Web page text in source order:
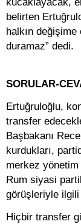
belirten
halkın değişime
duramaz” dedi.
SORULAR-
Ertuğruloğlu,
transfer
Başbakanı
kurdukları,
merkez yönetim
Rum siyasi
görüşleriyle ilgili
Hiçbir transfer